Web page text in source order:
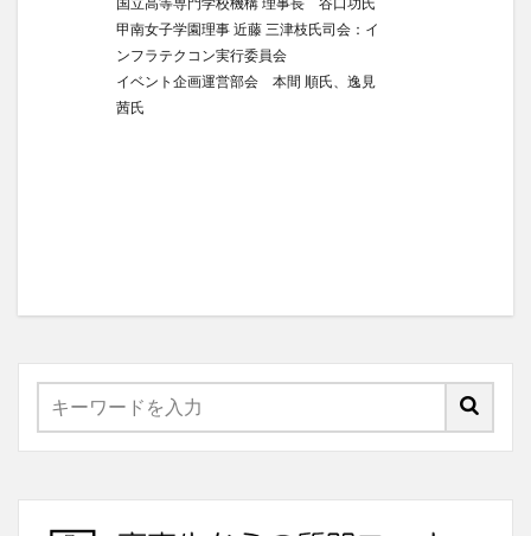
国立高等専門学校機構 理事長 谷口功氏
甲南女子学園理事 近藤 三津枝氏司会：イ
ンフラテクコン実行委員会
イベント企画運営部会 本間 順氏、逸見
茜氏